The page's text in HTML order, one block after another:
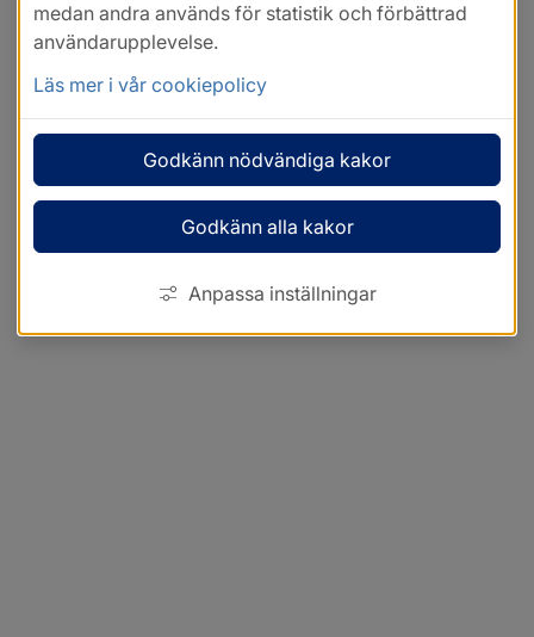
medan andra används för statistik och förbättrad
användarupplevelse.
Läs mer i vår cookiepolicy
Godkänn nödvändiga kakor
Godkänn alla kakor
Anpassa inställningar